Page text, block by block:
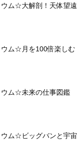
ム☆大解剖！天体望遠
ム☆月を100倍楽しむ
ム☆未来の仕事図鑑
ム☆ビッグバンと宇宙